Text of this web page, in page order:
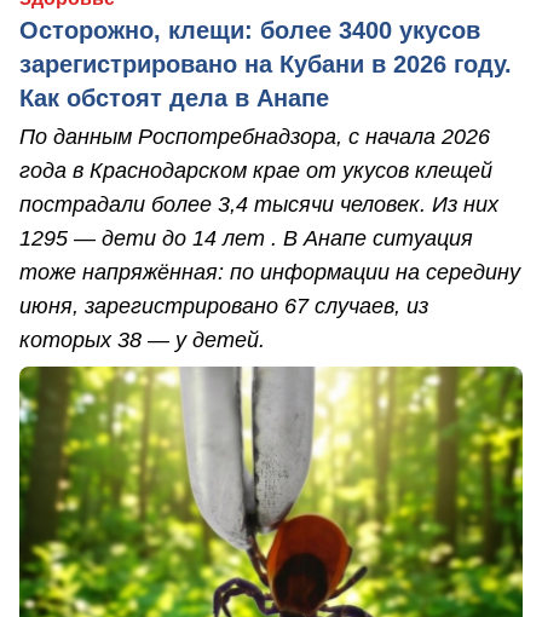
Осторожно, клещи: более 3400 укусов
зарегистрировано на Кубани в 2026 году.
Как обстоят дела в Анапе
По данным Роспотребнадзора, с начала 2026
года в Краснодарском крае от укусов клещей
пострадали более 3,4 тысячи человек. Из них
1295 — дети до 14 лет . В Анапе ситуация
тоже напряжённая: по информации на середину
июня, зарегистрировано 67 случаев, из
которых 38 — у детей.